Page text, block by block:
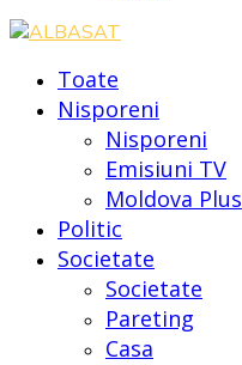
Toate
Nisporeni
Nisporeni
Emisiuni TV
Moldova Plus
Politic
Societate
Societate
Pareting
Casa